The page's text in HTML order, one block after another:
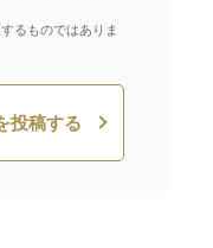
るものではありま
投稿する